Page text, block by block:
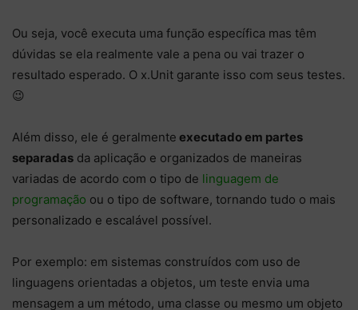
Ou seja, você executa uma função específica mas têm
dúvidas se ela realmente vale a pena ou vai trazer o
resultado esperado. O x.Unit garante isso com seus testes.
😉
Além disso, ele é geralmente executado em partes
separadas da aplicação e organizados de maneiras
variadas de acordo com o tipo de linguagem de
programação ou o tipo de software, tornando tudo o mais
personalizado e escalável possível.
Por exemplo: em sistemas construídos com uso de
linguagens orientadas a objetos, um teste envia uma
mensagem a um método, uma classe ou mesmo um objeto